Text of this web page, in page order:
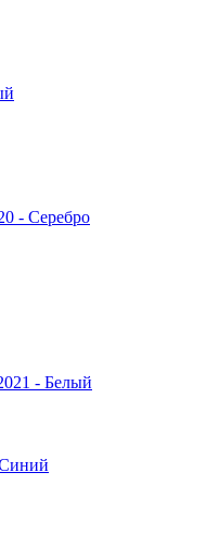
- Серебро
- Белый